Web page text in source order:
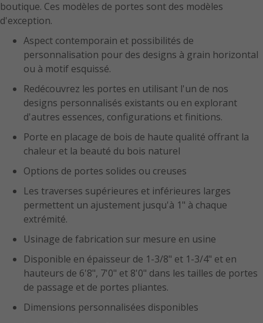
boutique. Ces modèles de portes sont des modèles
d'exception.
Aspect contemporain et possibilités de
personnalisation pour des designs à grain horizontal
ou à motif esquissé.
Redécouvrez les portes en utilisant l'un de nos
designs personnalisés existants ou en explorant
d'autres essences, configurations et finitions.
Porte en placage de bois de haute qualité offrant la
chaleur et la beauté du bois naturel
Options de portes solides ou creuses
Les traverses supérieures et inférieures larges
permettent un ajustement jusqu'à 1" à chaque
extrémité.
Usinage de fabrication sur mesure en usine
Disponible en épaisseur de 1-3/8" et 1-3/4" et en
hauteurs de 6'8", 7'0" et 8'0" dans les tailles de portes
de passage et de portes pliantes.
Dimensions personnalisées disponibles